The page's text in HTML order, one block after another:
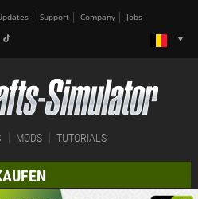
Support Company Jobs
MODS TUTORIALS